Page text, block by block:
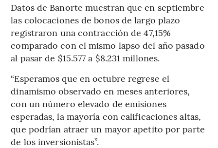
Datos de Banorte muestran que en septiembre
las colocaciones de bonos de largo plazo
registraron una contracción de 47,15%
comparado con el mismo lapso del año pasado
al pasar de $15.577 a $8.231 millones.
“Esperamos que en octubre regrese el
dinamismo observado en meses anteriores,
con un número elevado de emisiones
esperadas, la mayoría con calificaciones altas,
que podrían atraer un mayor apetito por parte
de los inversionistas”.